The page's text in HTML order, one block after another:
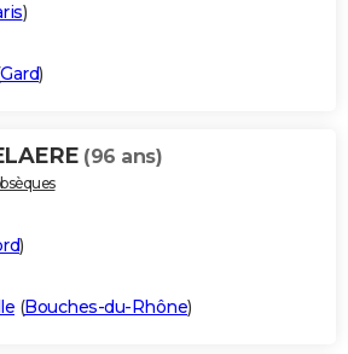
)
Gard)
(96 ans)
)
(Bouches-du-Rhône)